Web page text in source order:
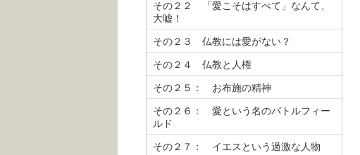
その２２ 「愛こそはすべて」なんて、
大嘘！
その２３ 仏教には愛がない？
その２４ 仏教と人権
その２５： お布施の精神
その２６： 愛という名のバトルフィー
ルド
その２７： イエスという過激な人物